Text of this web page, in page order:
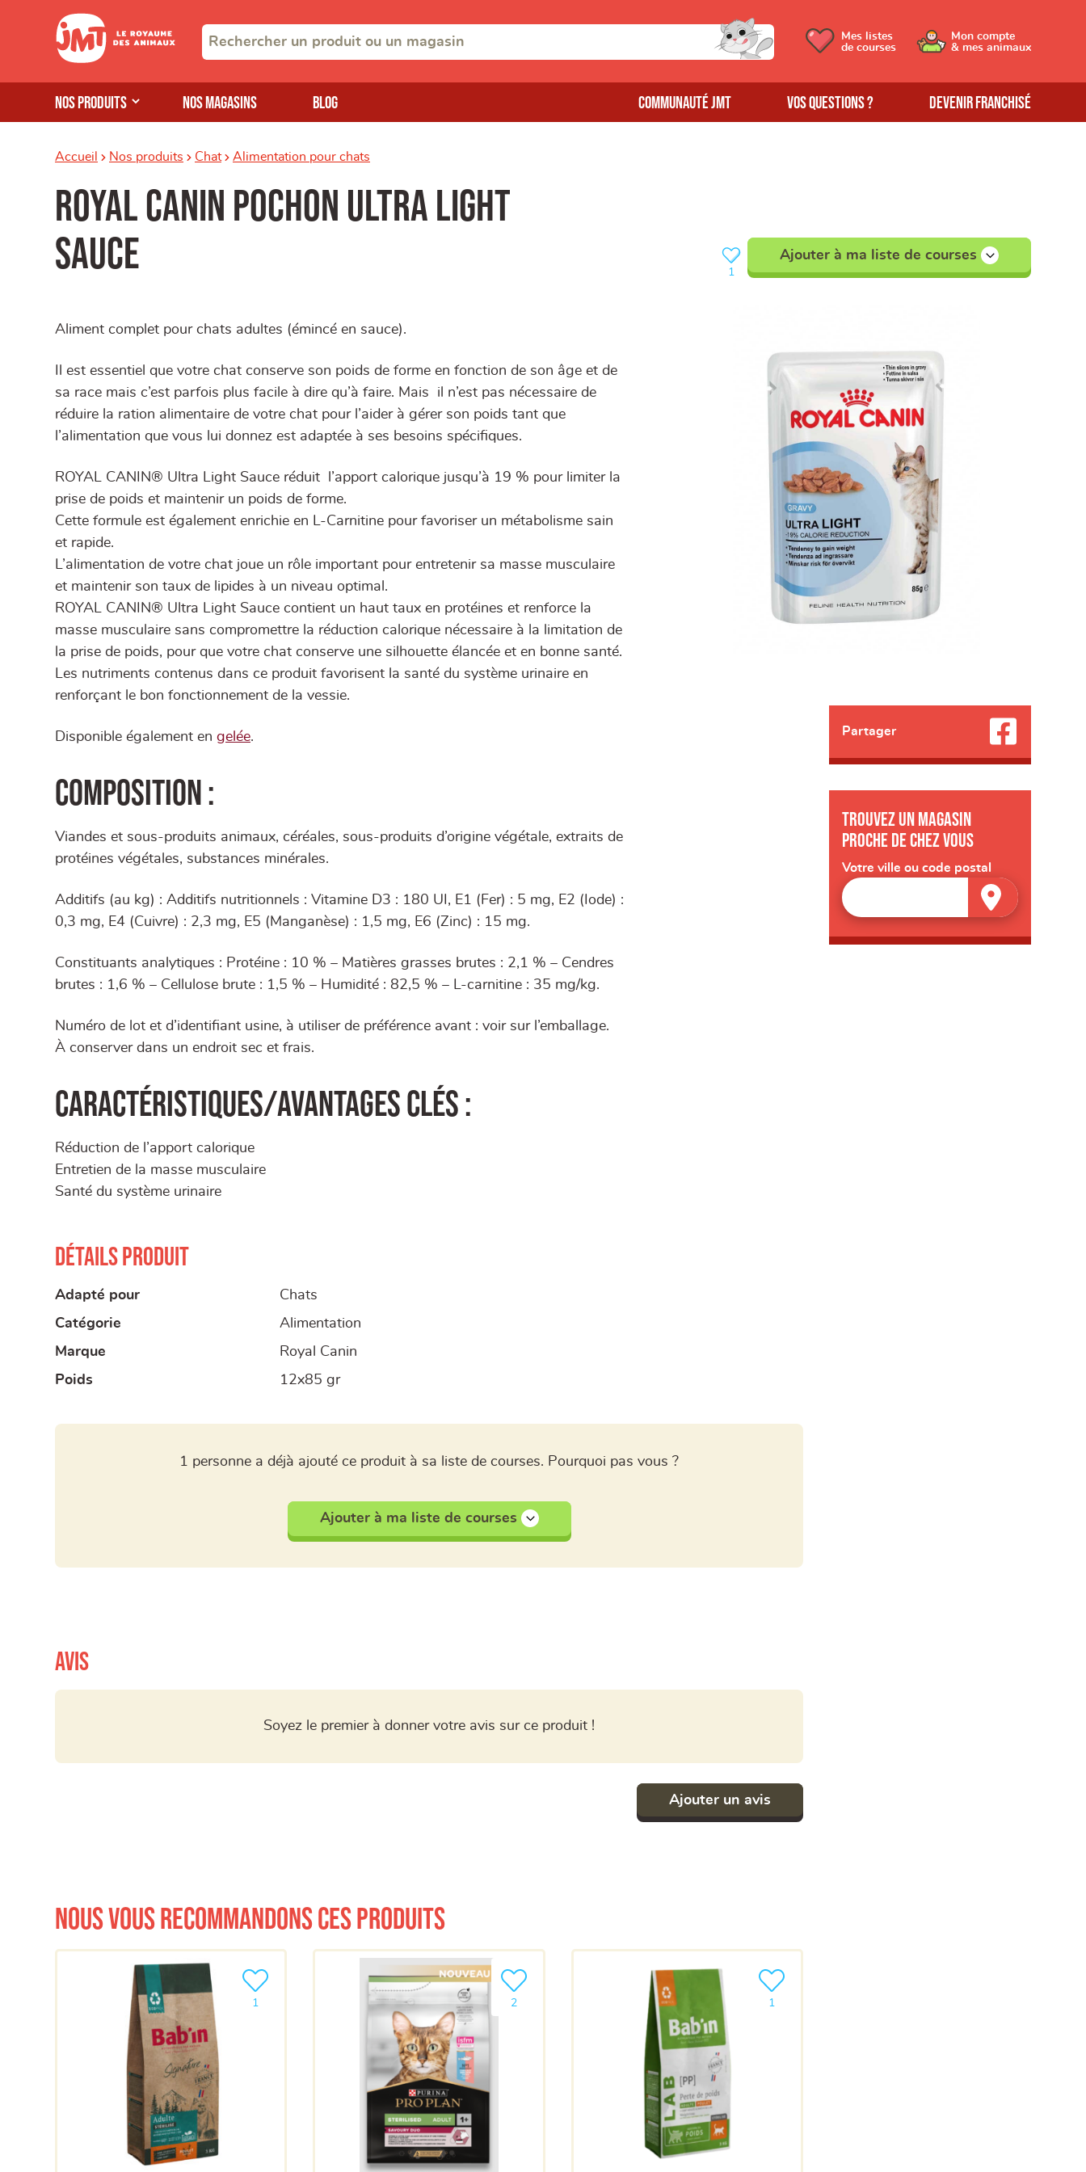
Nos produits Nos magasins Blog Communauté JMT Vos questions ? Devenir franchisé
Mes listes
de courses
Mon compte
& mes animaux
Accueil Nos produits Chat Alimentation pour chats
ROYAL CANIN Pochon Ultra Light
Sauce
1
Ajouter à ma liste de courses
Aliment complet pour chats adultes (émincé en sauce).
Il est essentiel que votre chat conserve son poids de forme en fonction de son âge et de
sa race mais c’est parfois plus facile à dire qu’à faire. Mais il n’est pas nécessaire de
réduire la ration alimentaire de votre chat pour l’aider à gérer son poids tant que
l’alimentation que vous lui donnez est adaptée à ses besoins spécifiques.
ROYAL CANIN® Ultra Light Sauce réduit l’apport calorique jusqu’à 19 % pour limiter la
prise de poids et maintenir un poids de forme.
Cette formule est également enrichie en L-Carnitine pour favoriser un métabolisme sain
et rapide.
L’alimentation de votre chat joue un rôle important pour entretenir sa masse musculaire
et maintenir son taux de lipides à un niveau optimal.
ROYAL CANIN® Ultra Light Sauce contient un haut taux en protéines et renforce la
masse musculaire sans compromettre la réduction calorique nécessaire à la limitation de
la prise de poids, pour que votre chat conserve une silhouette élancée et en bonne santé.
Les nutriments contenus dans ce produit favorisent la santé du système urinaire en
renforçant le bon fonctionnement de la vessie.
Disponible également en gelée.
Composition :
Viandes et sous-produits animaux, céréales, sous-produits d’origine végétale, extraits de
protéines végétales, substances minérales.
Additifs (au kg) : Additifs nutritionnels : Vitamine D3 : 180 UI, E1 (Fer) : 5 mg, E2 (Iode) :
0,3 mg, E4 (Cuivre) : 2,3 mg, E5 (Manganèse) : 1,5 mg, E6 (Zinc) : 15 mg.
Constituants analytiques : Protéine : 10 % – Matières grasses brutes : 2,1 % – Cendres
brutes : 1,6 % – Cellulose brute : 1,5 % – Humidité : 82,5 % – L-carnitine : 35 mg/kg.
Numéro de lot et d’identifiant usine, à utiliser de préférence avant : voir sur l’emballage.
À conserver dans un endroit sec et frais.
Caractéristiques/Avantages clés :
Réduction de l’apport calorique
Entretien de la masse musculaire
Santé du système urinaire
Détails produit
Adapté pour
Chats
Catégorie
Alimentation
Marque
Royal Canin
Poids
12x85 gr
1 personne a déjà ajouté ce produit à sa liste de courses. Pourquoi pas vous ?
Ajouter à ma liste de courses
Avis
Soyez le premier à donner votre avis sur ce produit !
Ajouter un avis
Nous vous recommandons ces produits
1
Ajouter le produit à ma liste
2
Ajouter le produit à ma liste
1
Ajouter le produit à ma liste
Partager
Trouvez un magasin
proche de chez vous
Votre ville ou code postal